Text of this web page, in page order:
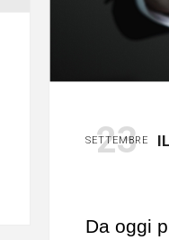
file sul
stampa
solo
Questa
si trova
dovrai
sicurezza.
23
SETTEMBRE
Da oggi